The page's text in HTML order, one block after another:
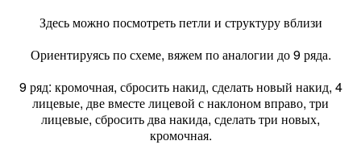
Здесь можно посмотреть петли и структуру вблизи
Ориентируясь по схеме, вяжем по аналогии до 9 ряда.
9 ряд: кромочная, сбросить накид, сделать новый накид, 4
лицевые, две вместе лицевой с наклоном вправо, три
лицевые, сбросить два накида, сделать три новых,
кромочная.